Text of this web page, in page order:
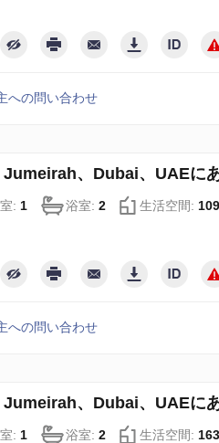
への問い合わせ
、Dubai、UAEに
: 1 浴室: 2 生活空間:
への問い合わせ
、Dubai、UAEに
: 1 浴室: 2 生活空間: